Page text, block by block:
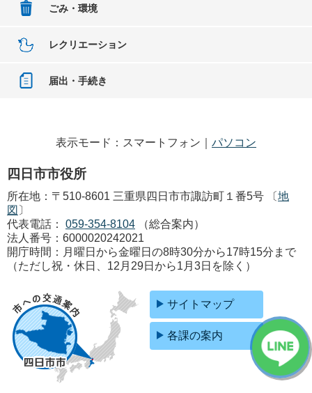
ごみ・環境
レクリエーション
届出・手続き
表示モード：スマートフォン｜ パソコン
四日市市役所
所在地：〒510-8601 三重県四日市市諏訪町１番5号 〔地
図 〕
代表電話：
059-354-8104
（総合案内）
法人番号：6000020242021
開庁時間：月曜日から金曜日の8時30分から17時15分まで
（ただし祝・休日、12月29日から1月3日を除く）
サイトマップ
各課の案内